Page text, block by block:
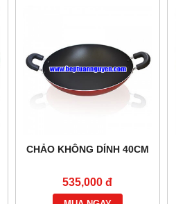
CHẢO KHÔNG DÍNH 40CM
535,000 đ